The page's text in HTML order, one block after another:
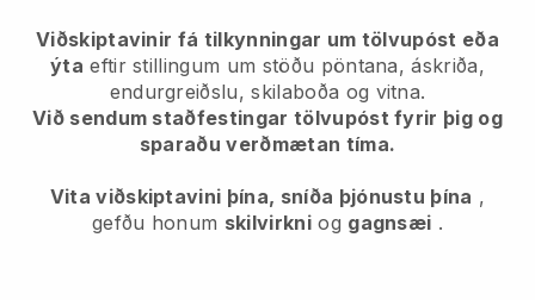
Viðskiptavinir fá tilkynningar um tölvupóst eða
ýta eftir stillingum um stöðu pöntana, áskriða,
endurgreiðslu, skilaboða og vitna.
Við sendum staðfestingar tölvupóst fyrir þig og
sparaðu verðmætan tíma.
Vita viðskiptavini þína, sníða þjónustu þína ,
gefðu honum skilvirkniog gagnsæi .